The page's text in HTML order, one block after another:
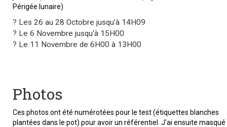
Périgée lunaire)
? Les 26 au 28 Octobre jusqu'à 14H09
? L e 6 Novembre jusqu'à 15H00
? Le 11 Novembre de 6H00 à 13H00
Photos
Ces photos ont été numérotées pour le test (étiquettes blanches
plantées dans le pot) pour avoir un référentiel. J'ai ensuite masqué